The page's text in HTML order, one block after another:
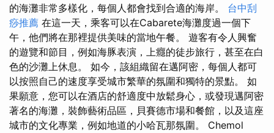
的海灘非常多樣化，每個人都會找到合適的海岸。 台中刮
痧推薦 在這一天，乘客可以在Cabarete海灘度過一個下
午，他們將在那裡提供美味的當地午餐。 遊客有令人興奮
的遊覽和節目，例如海豚表演，上癮的徒步旅行，甚至在白
色的沙灘上休息。 如今，該組織留在邁阿密，每個人都可
以按照自己的速度享受城市繁華的氛圍和獨特的景點。 如
果願意，您可以在酒店的舒適度中放鬆身心，或發現邁阿密
著名的海灘，裝飾藝術品區，貝賽德市場和餐館，以及這座
城市的文化專業，例如地道的小哈瓦那氛圍。 Chemol